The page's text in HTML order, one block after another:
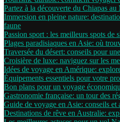
Partez à la découverte du Chiapas au
Immersion en pleine nature:
faune
Passion sport : les meilleurs spots de
Plages paradisiaques en Asie: où
Traversée du désert: conseils pour
Croisière de luxe: naviguez sur les
Idées de voyage en Amérique:
Équipements essentiels pour votre
Bon plans pour un voyage
Gastronomie française: un tour des
Guide de voyage en Asie: conseils et
Destinations de rêve en Australie: